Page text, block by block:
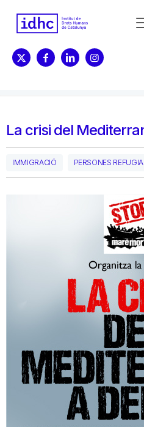
La crisi del
IMMIGRACIÓ PERSONES